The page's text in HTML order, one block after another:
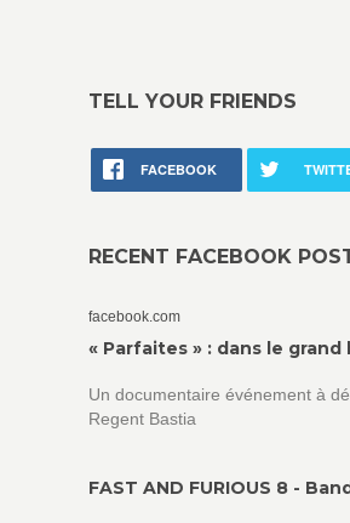
TELL YOUR FRIENDS
FACEBOOK
RECENT FACEBOOK
facebook.com
« Parfaites » : dans le
Un documentaire événement à
Regent Bastia
FAST AND FURIOUS 8 -